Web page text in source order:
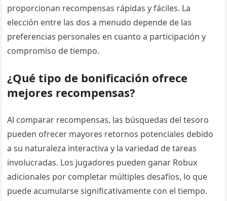
proporcionan recompensas rápidas y fáciles. La
elección entre las dos a menudo depende de las
preferencias personales en cuanto a participación y
compromiso de tiempo.
¿Qué tipo de bonificación ofrece
mejores recompensas?
Al comparar recompensas, las búsquedas del tesoro
pueden ofrecer mayores retornos potenciales debido
a su naturaleza interactiva y la variedad de tareas
involucradas. Los jugadores pueden ganar Robux
adicionales por completar múltiples desafíos, lo que
puede acumularse significativamente con el tiempo.